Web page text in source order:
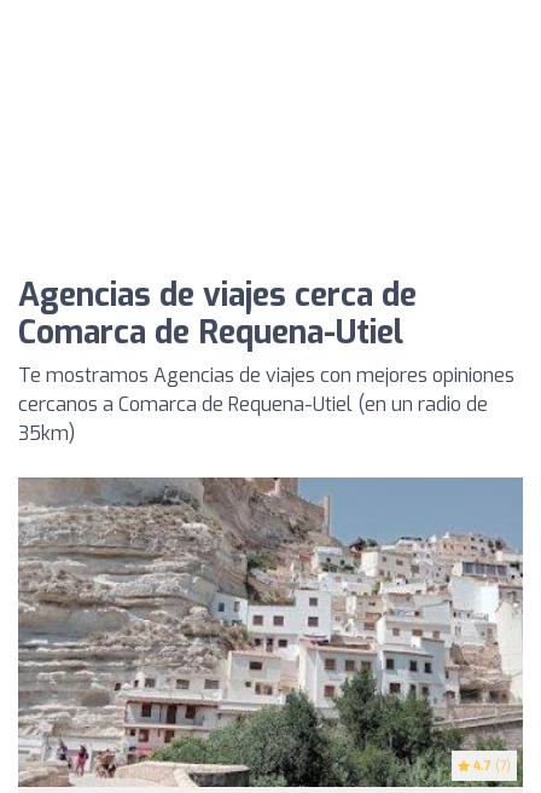
Agencias de viajes cerca de
Comarca de Requena-Utiel
Te mostramos Agencias de viajes con mejores opiniones
cercanos a Comarca de Requena-Utiel (en un radio de
35km)
4.7 (7)